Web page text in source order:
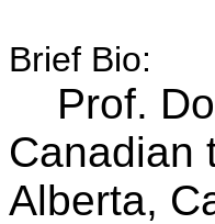
Brief Bio:
Prof.
Canadian
Alberta,